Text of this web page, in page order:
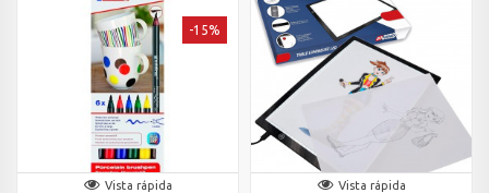
Vista rápida
-15%
Vista rápida